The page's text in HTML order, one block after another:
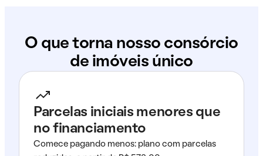
O que torna nosso consórcio
de imóveis único
Parcelas iniciais menores que
no financiamento
Comece pagando menos: plano com parcelas